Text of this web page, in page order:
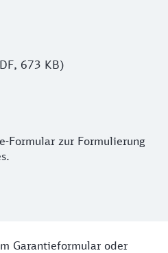
673 KB)
Formular zur Formulierung
Garantieformular oder